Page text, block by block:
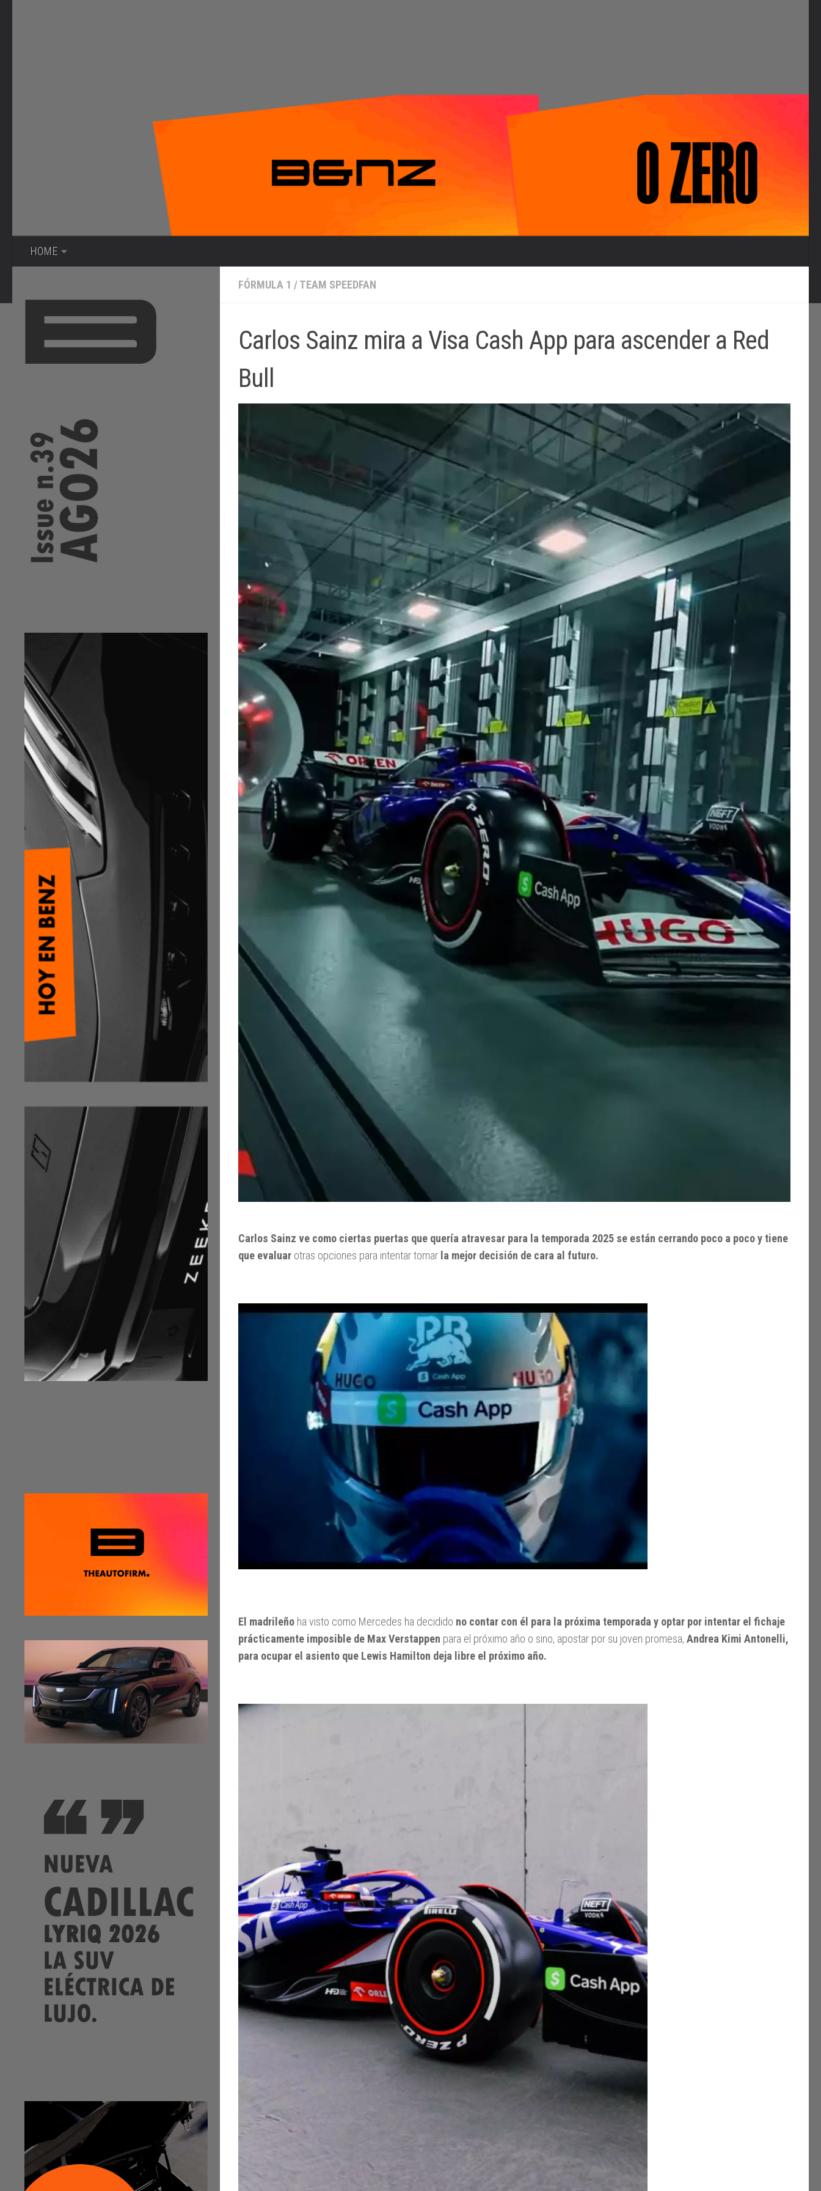
HOME
FÓRMULA 1 /TEAM SPEEDFAN
Carlos Sainz mira a Visa Cash App para ascender a Red
Bull
Carlos Sainz ve como ciertas puertas que quería atravesar para la temporada 2025 se están cerrando poco a poco y tiene
que evaluar otras opciones para intentar tomar la mejor decisión de cara al futuro.
El madrileño ha visto como Mercedes ha decidido no contar con él para la próxima temporada y optar por intentar el fichaje
prácticamente imposible de Max Verstappen para el próximo año o sino, apostar por su joven promesa, Andrea Kimi Antonelli,
para ocupar el asiento que Lewis Hamilton deja libre el próximo año.